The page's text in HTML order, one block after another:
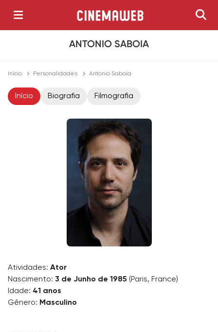
ANTONIO SABOIA
Início Personalidades Antonio Saboia
Início Biografia Filmografia
Atividades: Ator
Nascimento: 3 de Junho de 1985 (Paris, France)
Idade: 41 anos
Gênero: Masculino